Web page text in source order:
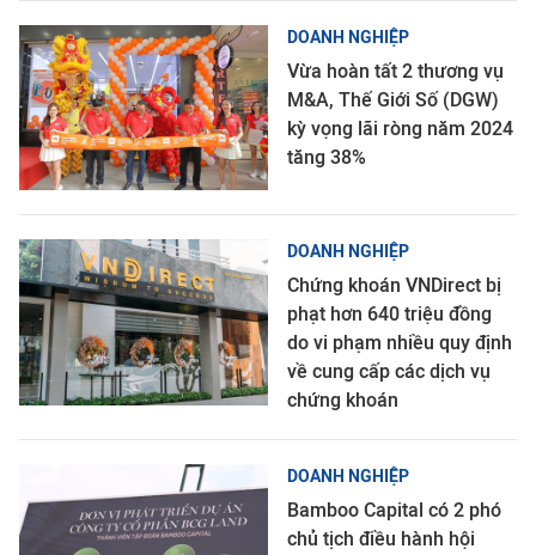
DOANH NGHIỆP
Vừa hoàn tất 2 thương vụ
M&A, Thế Giới Số (DGW)
kỳ vọng lãi ròng năm 2024
tăng 38%
DOANH NGHIỆP
Chứng khoán VNDirect bị
phạt hơn 640 triệu đồng
do vi phạm nhiều quy định
về cung cấp các dịch vụ
chứng khoán
DOANH NGHIỆP
Bamboo Capital có 2 phó
chủ tịch điều hành hội